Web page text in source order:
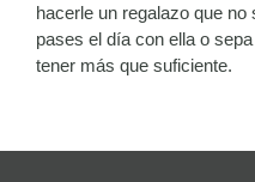
hacerle un regalazo que
pases el día con ella o
tener más que suficiente.